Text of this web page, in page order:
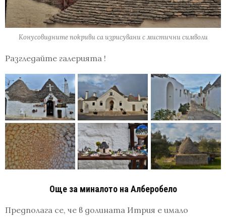
Конусовидните покриви са изрисувани с мистични символи
Разгледайте галерията !
Още за миналото на Алберобело
Предполага се, че в долината Итрия е имало